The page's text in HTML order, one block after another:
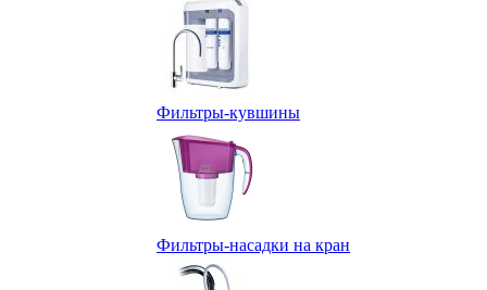
Фильтры-кувшины
Фильтры-насадки на кран